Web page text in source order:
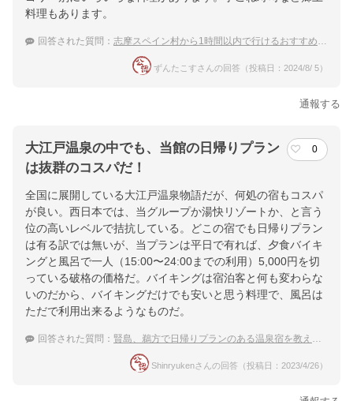
料理もあります。
回答された質問： 志摩スペイン村から1時間以内で行けるおすすめ温泉宿
ずんたこすさんの回答（投稿日：2024/8/ 5）
通報する
大江戸温泉の中でも、当館の日帰りプラン
は抜群のコスパだ！
0
全国に展開している大江戸温泉物語だが、何処の宿もコスパ
が良い。西日本では、当グループか湯快リゾートか、と言う
位の高いレベルで拮抗している。どこの宿でも日帰りプラン
は有る訳では無いが、当プランは平日で有れば、夕食バイキ
ングと風呂で一人（15:00〜24:00までの利用）5,000円を切
っている破格の価格だ。バイキングは宿泊客と何も変わらな
いのだから、バイキングだけでも安いと思う料理で、風呂は
ただで利用出来るようなものだ。
回答された質問： 賢島、鵜方で日帰りプランのある温泉宿を教えて欲しいです。
Shinryukenさんの回答（投稿日：2023/4/26）